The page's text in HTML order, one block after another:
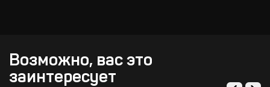
Возможно, вас это
заинтересует